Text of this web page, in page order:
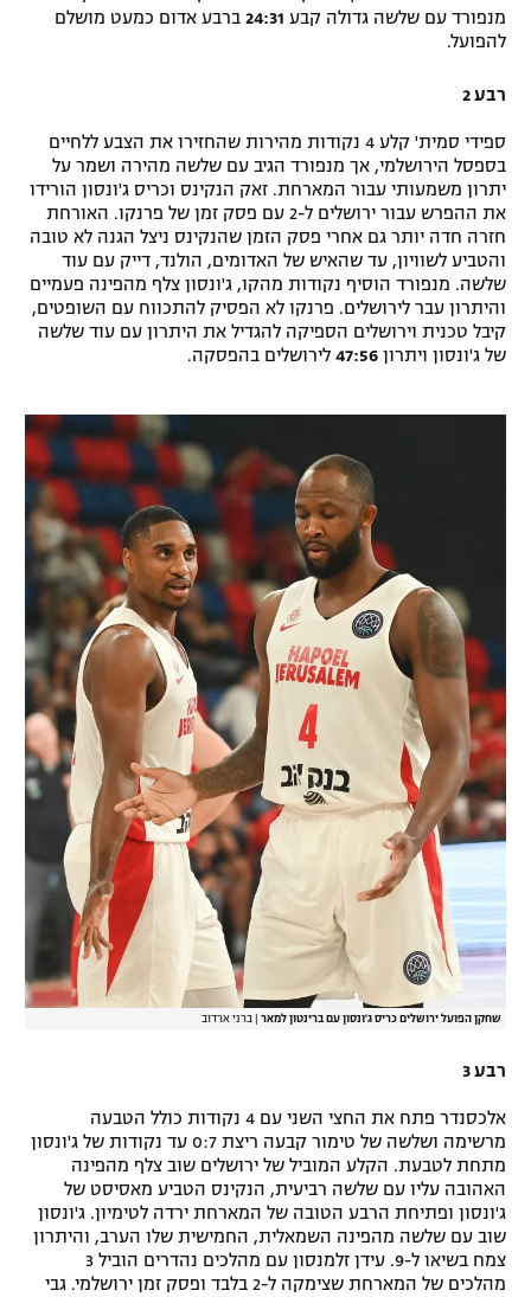
מנפורד עם שלשה גדולה קבע 24:31 ברבע אדום כמעט מושלם
להפועל.
רבע 2
ספידי סמית' קלע 4 נקודות מהירות שהחזירו את הצבע ללחיים
בספסל הירושלמי, אך מנפורד הגיב עם שלשה מהירה ושמר על
יתרון משמעותי עבור המארחת. זאק הנקינס וכריס ג'ונסון הורידו
את ההפרש עבור ירושלים ל-2 עם פסק זמן של פרנקו. האורחת
חזרה חדה יותר גם אחרי פסק הזמן שהנקינס ניצל הגנה לא טובה
והטביע לשוויון, עד שהאיש של האדומים, הולנד, דייק עם עוד
שלשה. מנפורד הוסיף נקודות מהקו, ג'ונסון צלף מהפינה פעמיים
והיתרון עבר לירושלים. פרנקו לא הפסיק להתכווח עם השופטים,
קיבל טכנית וירושלים הספיקה להגדיל את היתרון עם עוד שלשה
של ג'ונסון ויתרון 47:56 לירושלים בהפסקה.
שחקן הפועל ירושלים כריס ג'ונסון עם ברינטון למאר ברני ארדוב
רבע 3
אלכסנדר פתח את החצי השני עם 4 נקודות כולל הטבעה
מרשימה ושלשה של טימור קבעה ריצת 0:7 עד נקודות של ג'ונסון
מתחת לטבעת. הקלע המוביל של ירושלים שוב צלף מהפינה
האהובה עליו עם שלשה רביעית, הנקינס הטביע מאסיסט של
ג'ונסון ופתיחת הרבע הטובה של המארחת ירדה לטימיון. ג'ונסון
שוב עם שלשה מהפינה השמאלית, החמישית שלו הערב, והיתרון
צמח בשיאו ל-9. עידן זלמנסון עם מהלכים נהדרים הוביל 3
מהלכים של המארחת שצימקה ל-2 בלבד ופסק זמן ירושלמי. גבי